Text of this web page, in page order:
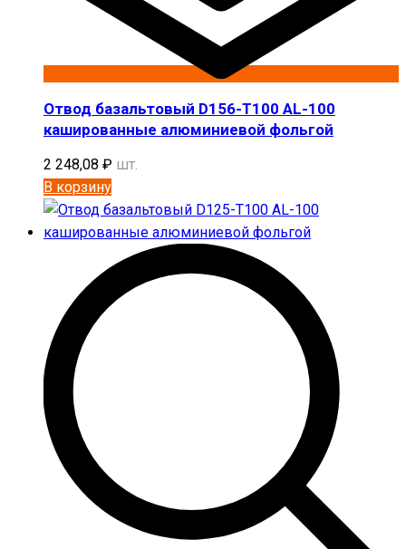
Отвод базальтовый D156-T100 AL-100
кашированные алюминиевой фольгой
2 248,08 ₽ шт.
В корзину